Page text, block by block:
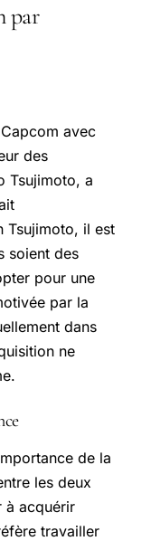
par
avec
des
Tsujimoto, a
Tsujimoto, il est
soient des
pour une
par la
dans
ne
de la
les deux
à acquérir
travailler